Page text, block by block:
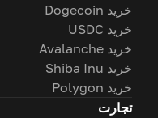
خرید Dogecoin
خرید USDC
خرید Avalanche
خرید Shiba Inu
خرید Polygon
تجارت